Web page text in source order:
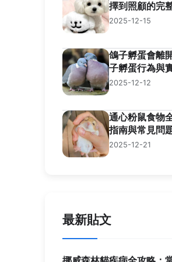
擇到照顧的完
2025-12-15
鴿子孵蛋會離
子孵蛋行為與
2025-12-12
通心粉鼠食物
指南與常見問
2025-12-21
最新貼文